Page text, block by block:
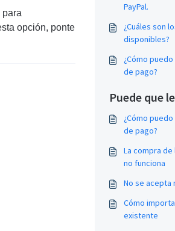
opción, ponte
PayPal.
¿Cuáles son
disponibles?
¿Cómo
de pago?
Puede que
¿Cómo
de pago?
La compra
no funciona
No se acepta
Cómo
existente